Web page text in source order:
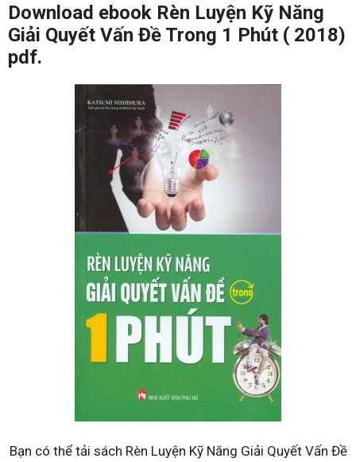
Download ebook Rèn Luyện Kỹ Năng
Giải Quyết Vấn Đề Trong 1 Phút ( 2018)
pdf.
Bạn có thể tải sách Rèn Luyện Kỹ Năng Giải Quyết Vấn Đề